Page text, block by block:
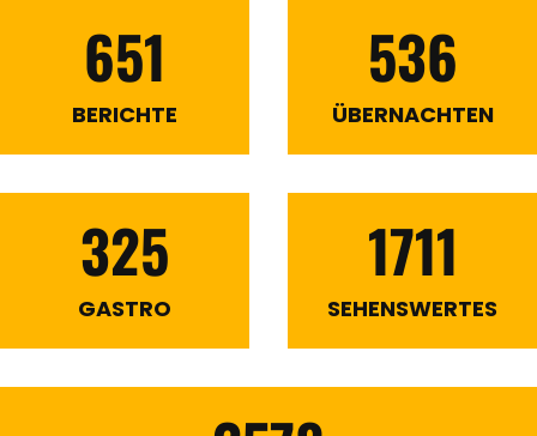
651
BERICHTE
536
ÜBERNACHTEN
325
GASTRO
1711
SEHENSWERTES